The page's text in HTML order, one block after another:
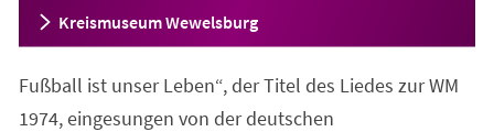
Kreismuseum Wewelsburg
Fußball ist unser Leben“, der Titel des Liedes zur WM
1974, eingesungen von der deutschen